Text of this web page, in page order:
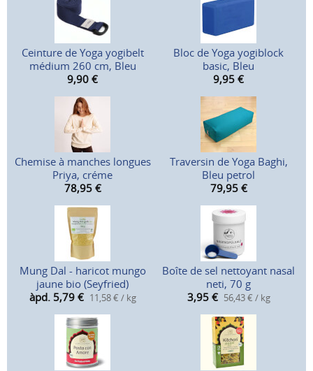
Ceinture de Yoga yogibelt
médium 260 cm, Bleu
9,90 €
Bloc de Yoga yogiblock
basic, Bleu
9,95 €
Chemise à manches longues
Priya, créme
78,95 €
Traversin de Yoga Baghi,
Bleu petrol
79,95 €
Mung Dal - haricot mungo
jaune bio (Seyfried)
àpd. 5,79 € 11,58 € / kg
Boîte de sel nettoyant nasal
neti, 70 g
3,95 € 56,43 € / kg